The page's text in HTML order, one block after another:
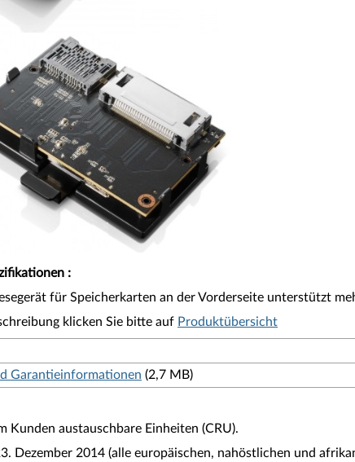
:
für Speicherkarten an der Vorderseite unterstützt
klicken Sie bitte auf Produktübersicht
Garantieinformationen (2,7 MB)
Kunden austauschbare Einheiten (CRU).
Dezember 2014 (alle europäischen, nahöstlichen und